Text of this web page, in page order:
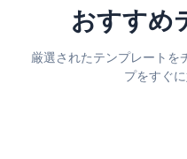
おすすめ
厳選されたテンプレートを
プをすぐ